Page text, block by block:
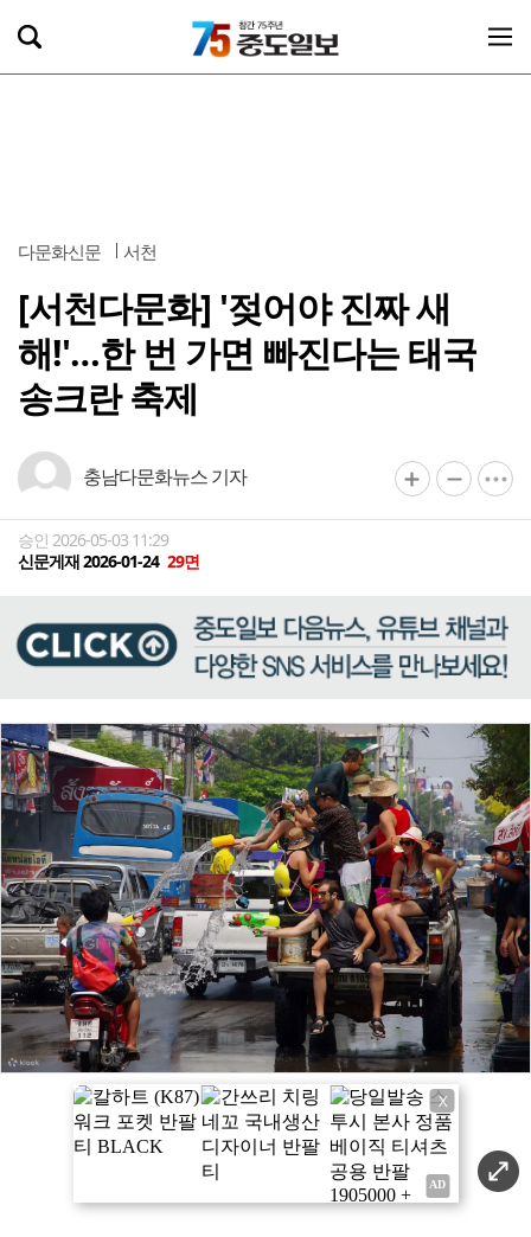
다문화신문 서천
[서천다문화] '젖어야 진짜 새
해!'…한 번 가면 빠진다는 태국
송크란 축제
충남다문화뉴스 기자
승인 2026-05-03 11:29
신문게재 2026-01-24 29면
X